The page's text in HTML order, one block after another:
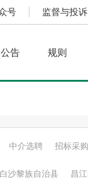
号 监督与投诉
公告 规则
中介选聘 招标采购
白沙黎族自治县 昌